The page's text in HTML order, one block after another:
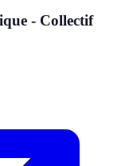
- Collectif